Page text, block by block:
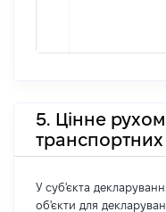
5. Цінне
транспортних
У суб'єкта
об'єкти для